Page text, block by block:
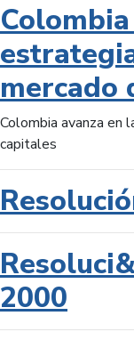
mercado
Colombia avanza en
capitales
2000